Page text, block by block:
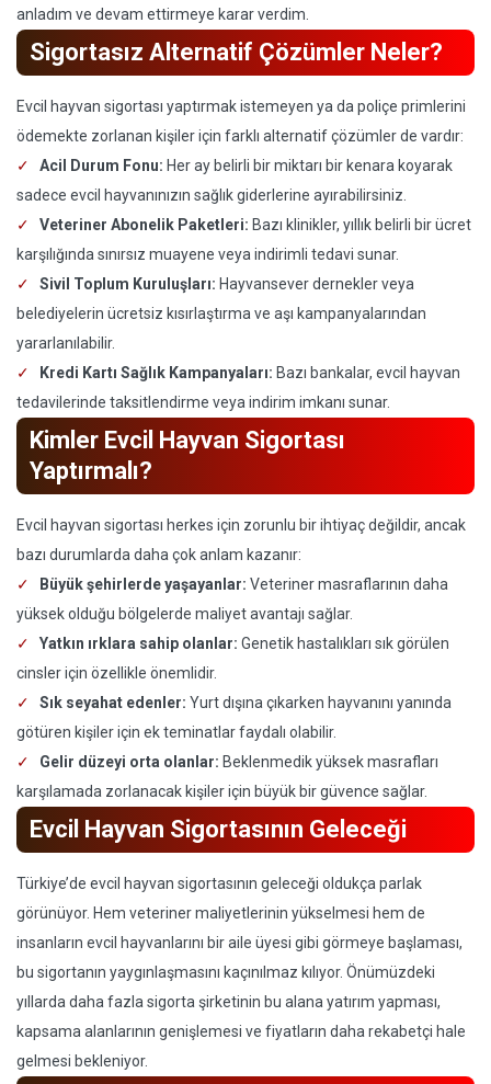
anladım ve devam ettirmeye karar verdim.
Sigortasız Alternatif Çözümler Neler?
Evcil hayvan sigortası yaptırmak istemeyen ya da poliçe primlerini
ödemekte zorlanan kişiler için farklı alternatif çözümler de vardır:
Acil Durum Fonu: Her ay belirli bir miktarı bir kenara koyarak
sadece evcil hayvanınızın sağlık giderlerine ayırabilirsiniz.
Veteriner Abonelik Paketleri: Bazı klinikler, yıllık belirli bir ücret
karşılığında sınırsız muayene veya indirimli tedavi sunar.
Sivil Toplum Kuruluşları: Hayvansever dernekler veya
belediyelerin ücretsiz kısırlaştırma ve aşı kampanyalarından
yararlanılabilir.
Kredi Kartı Sağlık Kampanyaları: Bazı bankalar, evcil hayvan
tedavilerinde taksitlendirme veya indirim imkanı sunar.
Kimler Evcil Hayvan Sigortası
Yaptırmalı?
Evcil hayvan sigortası herkes için zorunlu bir ihtiyaç değildir, ancak
bazı durumlarda daha çok anlam kazanır:
Büyük şehirlerde yaşayanlar: Veteriner masraflarının daha
yüksek olduğu bölgelerde maliyet avantajı sağlar.
Yatkın ırklara sahip olanlar: Genetik hastalıkları sık görülen
cinsler için özellikle önemlidir.
Sık seyahat edenler: Yurt dışına çıkarken hayvanını yanında
götüren kişiler için ek teminatlar faydalı olabilir.
Gelir düzeyi orta olanlar: Beklenmedik yüksek masrafları
karşılamada zorlanacak kişiler için büyük bir güvence sağlar.
Evcil Hayvan Sigortasının Geleceği
Türkiye’de evcil hayvan sigortasının geleceği oldukça parlak
görünüyor. Hem veteriner maliyetlerinin yükselmesi hem de
insanların evcil hayvanlarını bir aile üyesi gibi görmeye başlaması,
bu sigortanın yaygınlaşmasını kaçınılmaz kılıyor. Önümüzdeki
yıllarda daha fazla sigorta şirketinin bu alana yatırım yapması,
kapsama alanlarının genişlemesi ve fiyatların daha rekabetçi hale
gelmesi bekleniyor.